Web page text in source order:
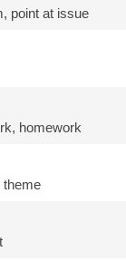
, point at issue
, homework
theme